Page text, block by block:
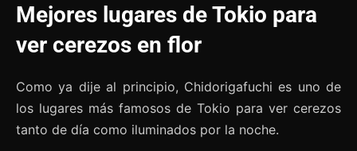
Mejores lugares de Tokio para
ver cerezos en flor
Como ya dije al principio, Chidorigafuchi es uno de
los lugares más famosos de Tokio para ver cerezos
tanto de día como iluminados por la noche.